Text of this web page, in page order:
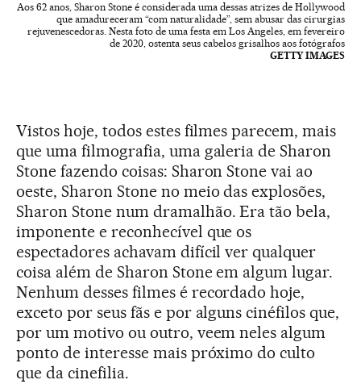
Aos 62 anos, Sharon Stone é considerada uma dessas atrizes de Hollywood
que amadureceram “com naturalidade”, sem abusar das cirurgias
rejuvenescedoras. Nesta foto de uma festa em Los Angeles, em fevereiro
de 2020, ostenta seus cabelos grisalhos aos fotógrafos
GETTY IMAGES
Vistos hoje, todos estes filmes parecem, mais
que uma filmografia, uma galeria de Sharon
Stone fazendo coisas: Sharon Stone vai ao
oeste, Sharon Stone no meio das explosões,
Sharon Stone num dramalhão. Era tão bela,
imponente e reconhecível que os
espectadores achavam difícil ver qualquer
coisa além de Sharon Stone em algum lugar.
Nenhum desses filmes é recordado hoje,
exceto por seus fãs e por alguns cinéfilos que,
por um motivo ou outro, veem neles algum
ponto de interesse mais próximo do culto
que da cinefilia.